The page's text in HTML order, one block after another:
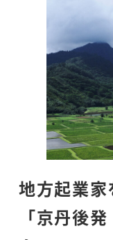
地方起業
「京丹後